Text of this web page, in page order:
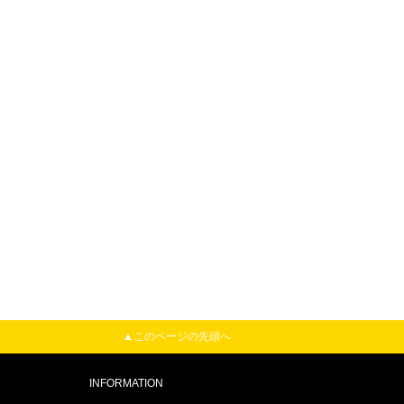
▲このページの先頭へ
INFORMATION